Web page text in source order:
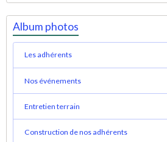
Album photos
Les adhérents
Nos événements
Entretien terrain
Construction de nos adhérents